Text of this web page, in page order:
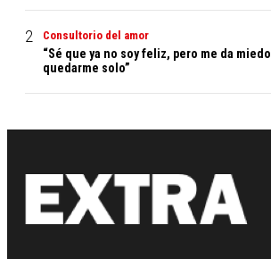
Consultorio del amor
“Sé que ya no soy feliz, pero me da miedo
quedarme solo”